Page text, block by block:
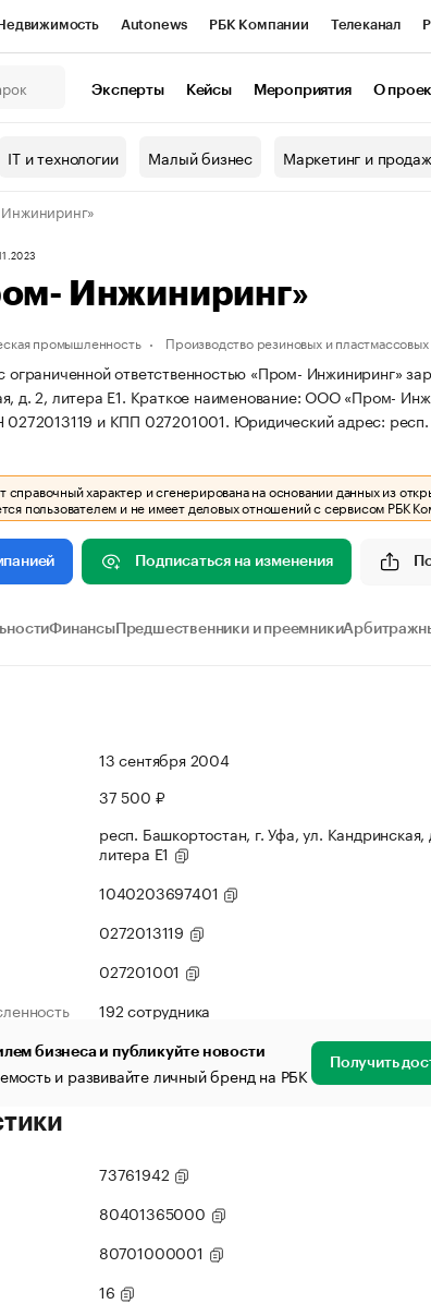
Autonews РБК Компании Телеканал
контрагентов
Эксперты Кейсы Мероприятия О
IT и технологии Малый бизнес Маркетинг и
Инжиниринг»
промышленность Производство резиновых и
ответственностью «Пром- Инжиниринг»
д. 2, литера Е1. Краткое наименование: ООО «Пром-
и КПП 027201001. Юридический адрес: респ.
характер и сгенерирована на основании данных из
пользователем и не имеет деловых отношений с сервисом РБК
Подписаться на изменения
ФинансыПредшественники и преемники
13 сентября 2004
37 500 ₽
респ. Башкортостан, г. Уфа, ул. Кандринская,
литера Е1
1040203697401
0272013119
027201001
192 сотрудника
бизнеса и публикуйте новости
и развивайте личный бренд на РБК Получить
73761942
80401365000
80701000001
16